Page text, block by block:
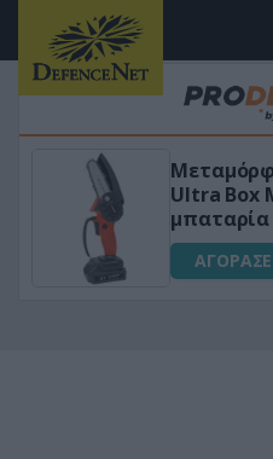
Ultra Box
μπαταρία